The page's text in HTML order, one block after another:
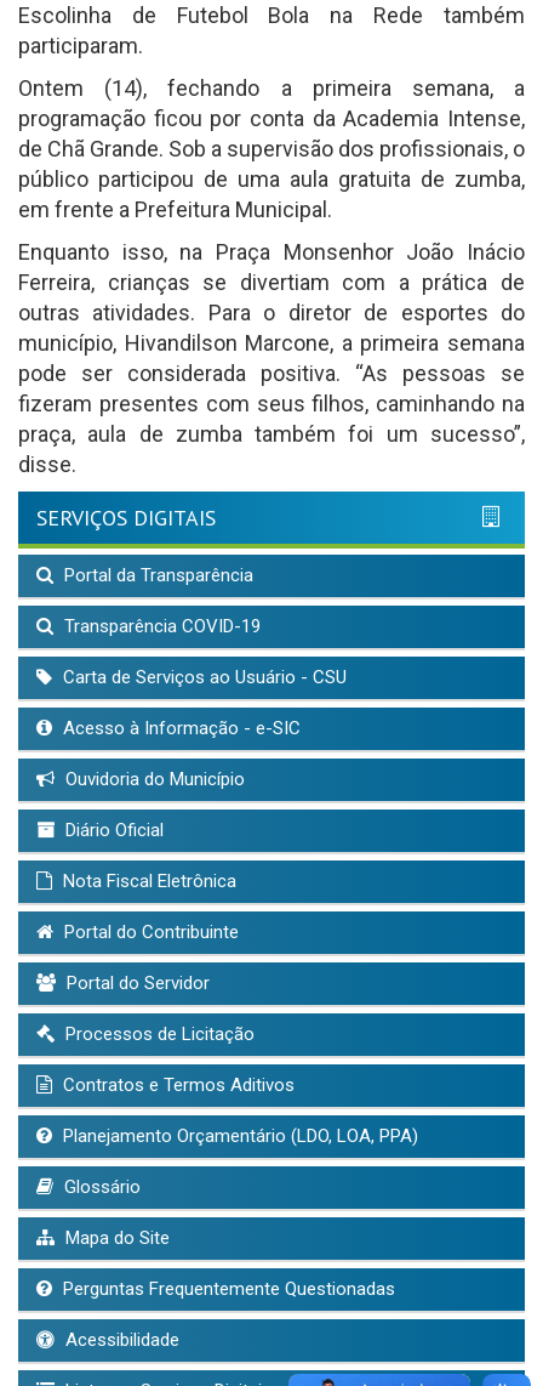
Escolinha de Futebol Bola na Rede também
participaram.
Ontem (14), fechando a primeira semana, a
programação ficou por conta da Academia Intense,
de Chã Grande. Sob a supervisão dos profissionais, o
público participou de uma aula gratuita de zumba,
em frente a Prefeitura Municipal.
Enquanto isso, na Praça Monsenhor João Inácio
Ferreira, crianças se divertiam com a prática de
outras atividades. Para o diretor de esportes do
município, Hivandilson Marcone, a primeira semana
pode ser considerada positiva. “As pessoas se
fizeram presentes com seus filhos, caminhando na
praça, aula de zumba também foi um sucesso”,
disse.
SERVIÇOS DIGITAIS
Portal da Transparência
Transparência COVID-19
Carta de Serviços ao Usuário - CSU
Acesso à Informação - e-SIC
Ouvidoria do Município
Diário Oficial
Nota Fiscal Eletrônica
Portal do Contribuinte
Portal do Servidor
Processos de Licitação
Contratos e Termos Aditivos
Planejamento Orçamentário (LDO, LOA, PPA)
Glossário
Mapa do Site
Perguntas Frequentemente Questionadas
Acessibilidade